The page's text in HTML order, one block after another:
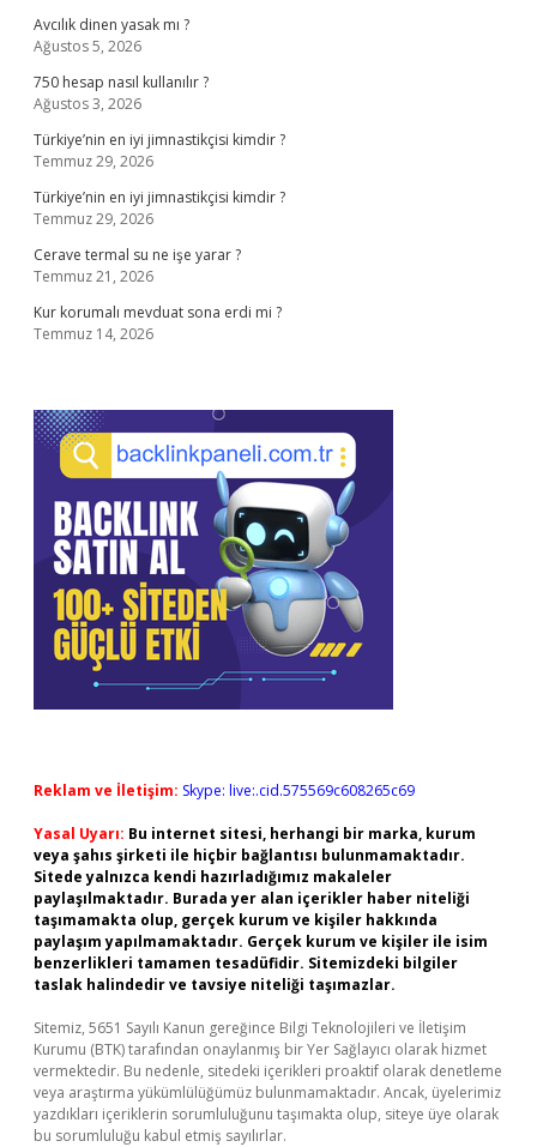
Avcılık dinen yasak mı ?
Ağustos 5, 2026
750 hesap nasıl kullanılır ?
Ağustos 3, 2026
Türkiye’nin en iyi jimnastikçisi kimdir ?
Temmuz 29, 2026
Türkiye’nin en iyi jimnastikçisi kimdir ?
Temmuz 29, 2026
Cerave termal su ne işe yarar ?
Temmuz 21, 2026
Kur korumalı mevduat sona erdi mi ?
Temmuz 14, 2026
Reklam ve İletişim: Skype: live:.cid.575569c608265c69
Yasal Uyarı: Bu internet sitesi, herhangi bir marka, kurum
veya şahıs şirketi ile hiçbir bağlantısı bulunmamaktadır.
Sitede yalnızca kendi hazırladığımız makaleler
paylaşılmaktadır. Burada yer alan içerikler haber niteliği
taşımamakta olup, gerçek kurum ve kişiler hakkında
paylaşım yapılmamaktadır. Gerçek kurum ve kişiler ile isim
benzerlikleri tamamen tesadüfidir. Sitemizdeki bilgiler
taslak halindedir ve tavsiye niteliği taşımazlar.
Sitemiz, 5651 Sayılı Kanun gereğince Bilgi Teknolojileri ve İletişim
Kurumu (BTK) tarafından onaylanmış bir Yer Sağlayıcı olarak hizmet
vermektedir. Bu nedenle, sitedeki içerikleri proaktif olarak denetleme
veya araştırma yükümlülüğümüz bulunmamaktadır. Ancak, üyelerimiz
yazdıkları içeriklerin sorumluluğunu taşımakta olup, siteye üye olarak
bu sorumluluğu kabul etmiş sayılırlar.